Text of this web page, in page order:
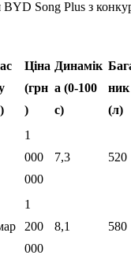
BYD Song Plus з
Ціна
(грн
)
Динамік
а (0-100
с)
ник
(л)
1
000
000
7,3 520
1
200
000
8,1 580